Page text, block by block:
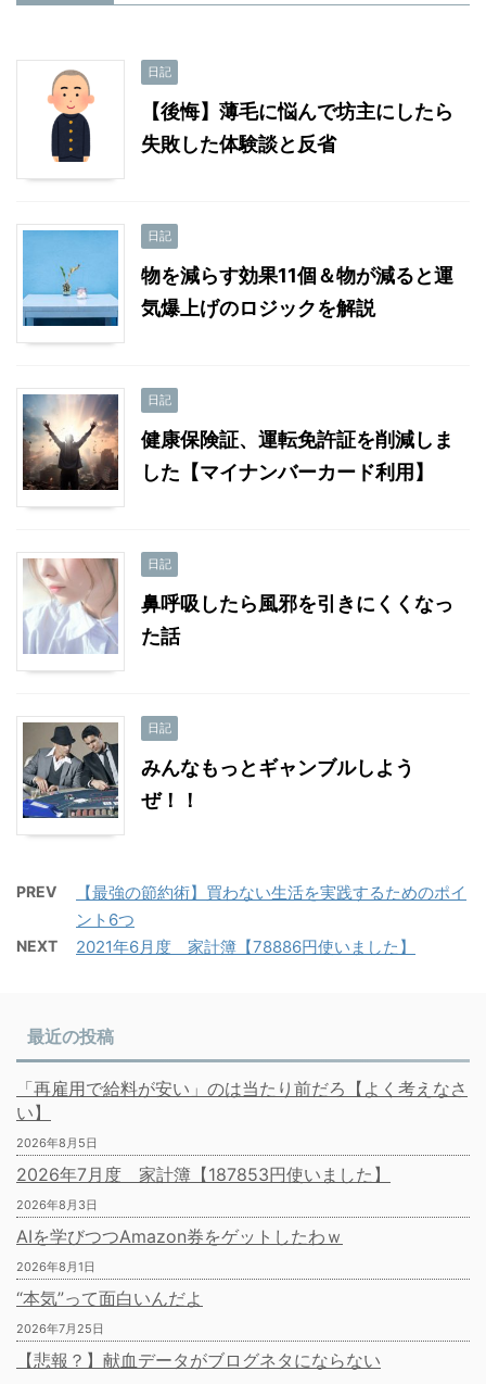
日記
【後悔】薄毛に悩んで坊主にしたら
失敗した体験談と反省
日記
物を減らす効果11個＆物が減ると運
気爆上げのロジックを解説
日記
健康保険証、運転免許証を削減しま
した【マイナンバーカード利用】
日記
鼻呼吸したら風邪を引きにくくなっ
た話
日記
みんなもっとギャンブルしよう
ぜ！！
PREV
【最強の節約術】買わない生活を実践するためのポイ
ント6つ
NEXT 2021年6月度 家計簿【78886円使いました】
最近の投稿
「再雇用で給料が安い」のは当たり前だろ【よく考えなさ
い】
2026年8月5日
2026年7月度 家計簿【187853円使いました】
2026年8月3日
AIを学びつつAmazon券をゲットしたわｗ
2026年8月1日
“本気”って面白いんだよ
2026年7月25日
【悲報？】献血データがブログネタにならない